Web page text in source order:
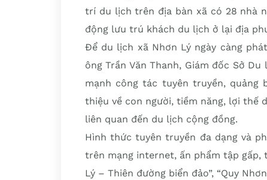
trí du lịch trên địa bàn xã có 28 nhà
động lưu trú khách du lịch ở lại địa
Để du lịch xã Nhơn Lý ngày càng
ông Trần Văn Thanh, Giám đốc Sở
mạnh công tác tuyên truyền, quảng
thiệu về con người, tiềm năng, lợi thế
liên quan đến du lịch cộng đồng.
Hình thức tuyên truyền đa dạng và
trên mạng internet, ấn phẩm tập gấp,
Lý – Thiên đường biển đảo”, “Quy